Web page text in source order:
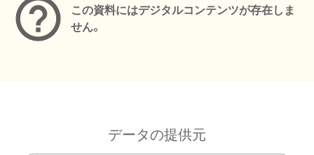
この資料にはデジタルコンテンツが存在しま
せん。
データの提供元